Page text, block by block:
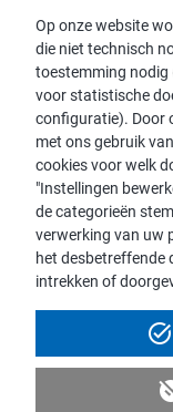
Op onze website
die niet technisch
toestemming nodig
voor statistische
configuratie). Door
met ons gebruik
cookies voor welk
"Instellingen
de categorieën
verwerking van uw
het desbetreffende
intrekken of
task_alt
Consulent zoeken
Contact met proWIN
Service-FAQ
Opmerking:
Voor de
impliceert echter
de taalkundige